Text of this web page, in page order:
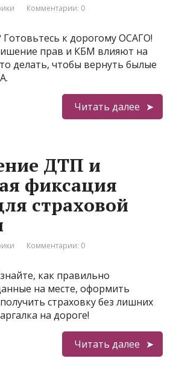
Комментарии: 0
Готовьтесь к дорогому ОСАГО!
прав и КБМ влияют на
делать, чтобы вернуть былые
Читать далее
ДТП и
фиксация
страховой
Комментарии: 0
как правильно
на месте, оформить
страховку без лишних
на дороге!
Читать далее